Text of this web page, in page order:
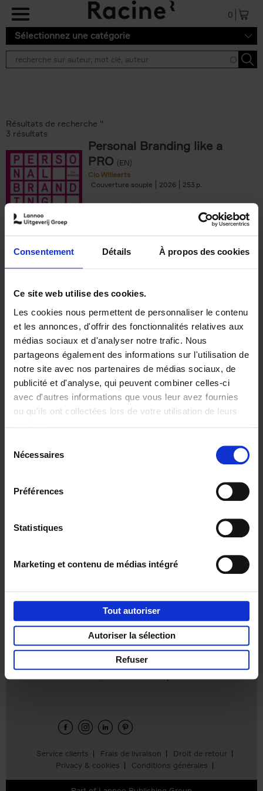
Consentement Détails À propos des cookies
Ce site web utilise des cookies.
Les cookies nous permettent de personnaliser le contenu
et les annonces, d'offrir des fonctionnalités relatives aux
médias sociaux et d'analyser notre trafic. Nous
partageons également des informations sur l'utilisation de
notre site avec nos partenaires de médias sociaux, de
publicité et d'analyse, qui peuvent combiner celles-ci
avec d'autres informations que vous leur avez fournies
ou qu'ils ont collectées lors de votre utilisation de leurs
Nécessaires
Préférences
Statistiques
Marketing et contenu de médias intégré
Tout autoriser
Autoriser la sélection
Refuser
Aller au contenu principal
0
Sélectionnez une catégorie
Résultats de recherche ''
3 résultats
Personal Branding like a
PRO (EN)
Clo Willaerts
Couverture souple
2026 253
€34,99
Digital marketing like a PRO -
completely revised edition
Clo Willaerts
Couverture souple
2022 226
€35,50
Content Marketing like a
Ajouter au panier
Service clients Frais de livraison
Droit de retour
Privacy & cookies
Conditions générales
Envie de bonnes idées de lecture, de